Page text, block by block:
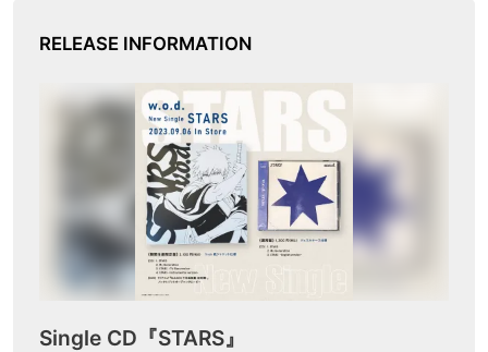
RELEASE INFORMATION
Single CD『STARS』